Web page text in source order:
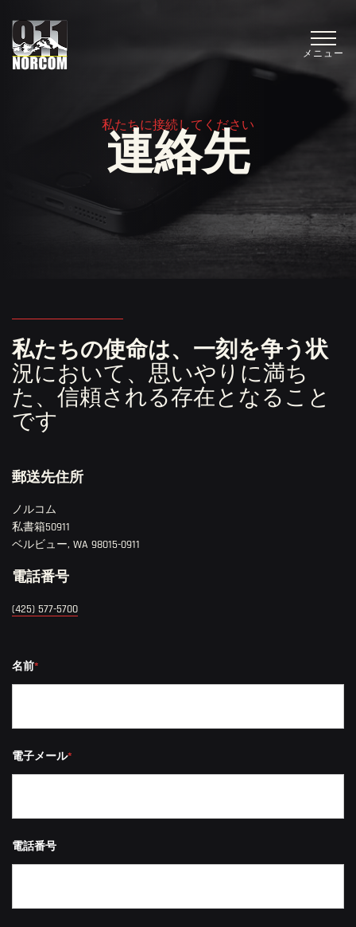
メニュー
私たちに接続してください
連絡先
私たちの使命は、一刻を争う状
況において、思いやりに満ち
た、信頼される存在となること
です
郵送先住所
ノルコム
私書箱50911
ベルビュー, WA 98015-0911
電話番号
(425) 577-5700
短気な
名前*
電子メール*
電話番号